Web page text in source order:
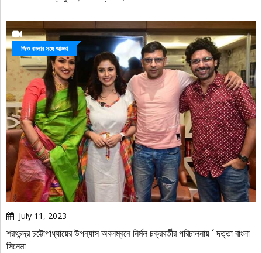
জিও বাংলার সঙ্গে আড্ডা
July 11, 2023
শরৎচন্দ্র চট্টোপাধ্যায়ের উপন্যাস অবলম্বনে নির্মল চক্রবর্তীর পরিচালনায় ‘ দত্তা বাংলা
সিনেমা